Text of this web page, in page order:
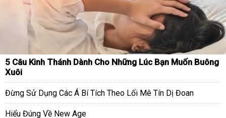
5 Câu Kinh Thánh Dành Cho Những Lúc Bạn Muốn Buông
Xuôi
Đừng Sử Dụng Các Á Bí Tích Theo Lối Mê Tín Dị Đoan
Hiểu Đúng Về New Age